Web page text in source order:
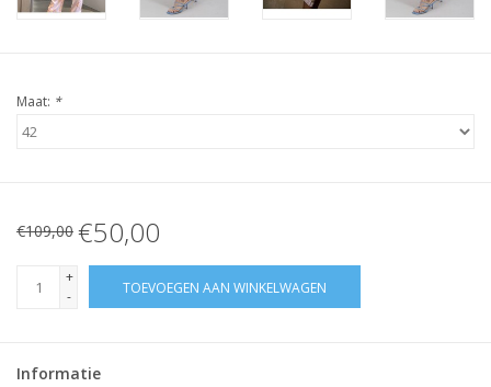
Maat: *
€109,00 €50,00
+
-
TOEVOEGEN AAN WINKELWAGEN
Informatie